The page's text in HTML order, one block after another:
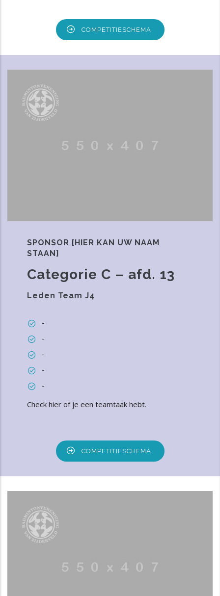
COMPETITIESCHEMA
SPONSOR [HIER KAN UW NAAM
STAAN]
Categorie C – afd. 13
Leden Team J4
-
-
-
-
-
Check hier of je een teamtaak hebt.
COMPETITIESCHEMA